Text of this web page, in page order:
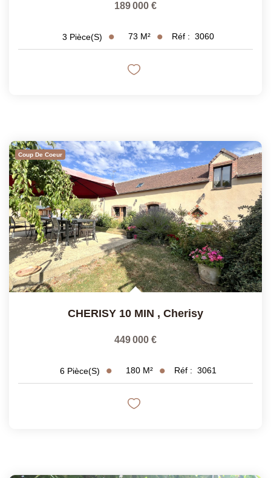
189 000 €
3 Pièce(s) 73 M² Réf : 3060
Coup De Coeur
CHERISY 10 MIN , Cherisy
449 000 €
6 Pièce(s) 180 M² Réf : 3061